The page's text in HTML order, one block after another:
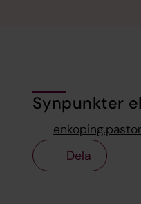
Synpunkter
Dela